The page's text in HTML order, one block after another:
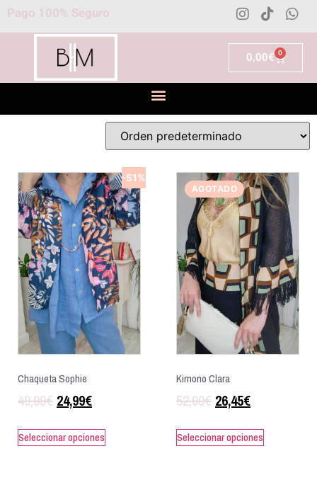
Pago 100% Seguro
0,00€ 0
-51%
Chaqueta Sophie
49,99€ 24,99€
Seleccionar opciones
AGOTADO
Kimono Clara
52,90€ 26,45€
Seleccionar opciones